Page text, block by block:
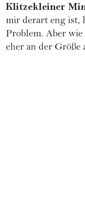
Klitzekleiner
mir derart eng ist,
Problem. Aber wie
eher an der Größe